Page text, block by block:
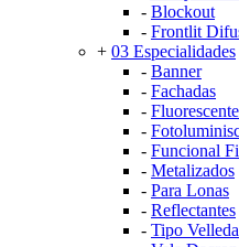
- Blockout
- Frontlit
+ 03 Especialidades
- Banner
- Fachadas
-
-
- Funcional
- Metalizados
- Para Lonas
- Reflectantes
- Tipo Velleda